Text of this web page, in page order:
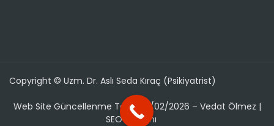
Copyright © Uzm. Dr. Aslı Seda Kıraç (Psikiyatrist)
Web Site Güncellenme Tarihi: 01/02/2026 – Vedat Ölmez |
SEO Uzmanı